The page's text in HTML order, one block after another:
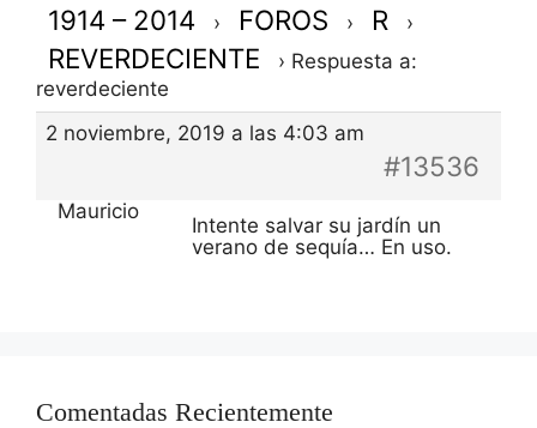
1914 – 2014 › FOROS › R ›
REVERDECIENTE › Respuesta a:
reverdeciente
2 noviembre, 2019 a las 4:03 am
#13536
Mauricio
Intente salvar su jardín un
verano de sequía… En uso.
Comentadas Recientemente